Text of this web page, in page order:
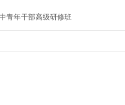
青年干部高级研修班